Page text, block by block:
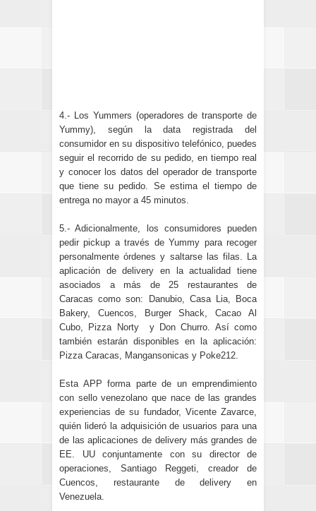
4.- Los Yummers (operadores de transporte de
Yummy), según la data registrada del
consumidor en su dispositivo telefónico, puedes
seguir el recorrido de su pedido, en tiempo real
y conocer los datos del operador de transporte
que tiene su pedido. Se estima el tiempo de
entrega no mayor a 45 minutos.
5.- Adicionalmente, los consumidores pueden
pedir pickup a través de Yummy para recoger
personalmente órdenes y saltarse las filas.
La
aplicación de delivery en la actualidad tiene
asociados a más de 25 restaurantes de
Caracas como son: Danubio, Casa Lia, Boca
Bakery, Cuencos, Burger Shack, Cacao Al
Cubo, Pizza Norty y Don Churro. Así como
también estarán disponibles en la aplicación:
Pizza Caracas, Mangansonicas y Poke212.
Esta APP forma parte de un emprendimiento
con sello venezolano que nace de las grandes
experiencias de su fundador, Vicente Zavarce,
quién lideró la adquisición de usuarios para una
de las aplicaciones de delivery más grandes de
EE. UU conjuntamente con su director de
operaciones, Santiago Reggeti, creador de
Cuencos, restaurante de delivery en
Venezuela.